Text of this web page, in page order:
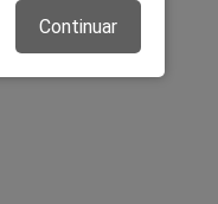
Continuar